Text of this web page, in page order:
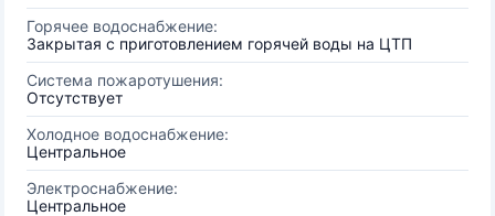
Горячее водоснабжение:
Закрытая с приготовлением горячей воды на ЦТП
Система пожаротушения:
Отсутствует
Холодное водоснабжение:
Центральное
Электроснабжение:
Центральное